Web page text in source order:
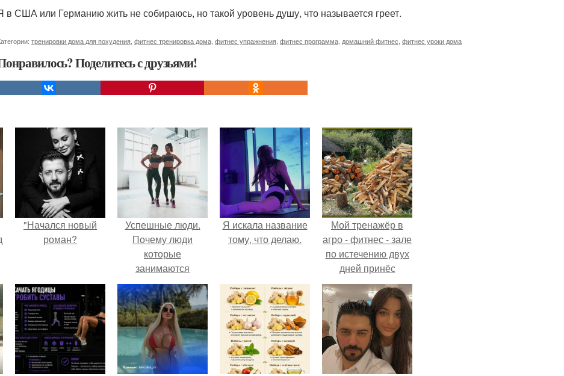
в США или Германию жить не собираюсь, но такой уровень душу, что называется греет.
тренировки дома для похудения фитнес тренировка дома фитнес упражнения фитнес программа домашний фитнес фитнес уроки дома
Поделитесь с друзьями!
"Начался новый
роман?
Успешные люди.
Почему люди
которые
занимаются
спортом всегда
будут успешные и
востребованные в
любой сфере
деятельности.
Я искала название
тому, что делаю.
Мой тренажёр в
агро - фитнес - зале
по истечению двух
дней принёс
ощутимый
результат.